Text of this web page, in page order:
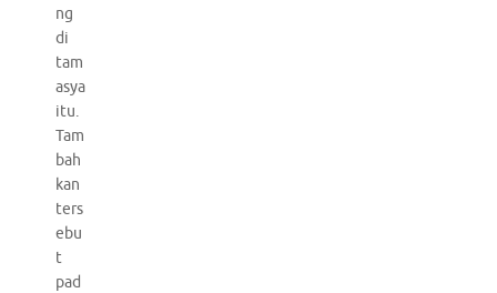
ng
di
tam
asya
itu.
Tam
bah
kan
ters
ebu
t
pad